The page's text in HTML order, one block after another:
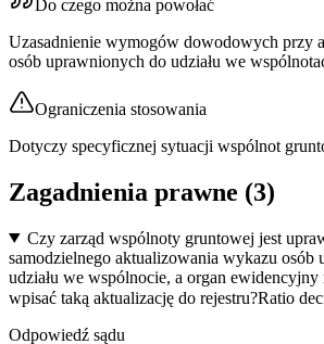
Do czego można powołać
Uzasadnienie wymogów dowodowych przy
osób uprawnionych do udziału we
Ograniczenia stosowania
Dotyczy specyficznej sytuacji wspólnot
Zagadnienia prawne (3)
Czy zarząd wspólnoty gruntowej jest
samodzielnego aktualizowania wykazu osób
udziału we wspólnocie, a organ
wpisać taką aktualizację do rejestru?Ratio
Odpowiedź sądu